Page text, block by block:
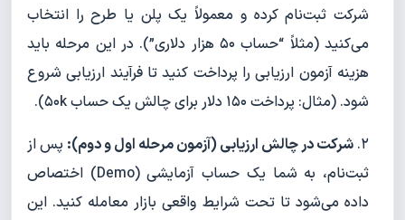
شرکت ثبت‌نام کرده و معمولاً یک پلن یا طرح را انتخاب
می‌کنید (مثلاً “حساب ۵۰ هزار دلاری”). در این مرحله باید
هزینه آزمون ارزیابی را پرداخت کنید تا فرآیند ارزیابی شروع
شود. (مثال: پرداخت ۱۵۰ دلار برای چالش یک حساب ۵۰k).
۲. شرکت در چالش ارزیابی (آزمون مرحله اول و دوم): پس از
ثبت‌نام، به شما یک حساب آزمایشی (Demo) اختصاص
داده می‌شود تا تحت شرایط واقعی بازار معامله کنید. این